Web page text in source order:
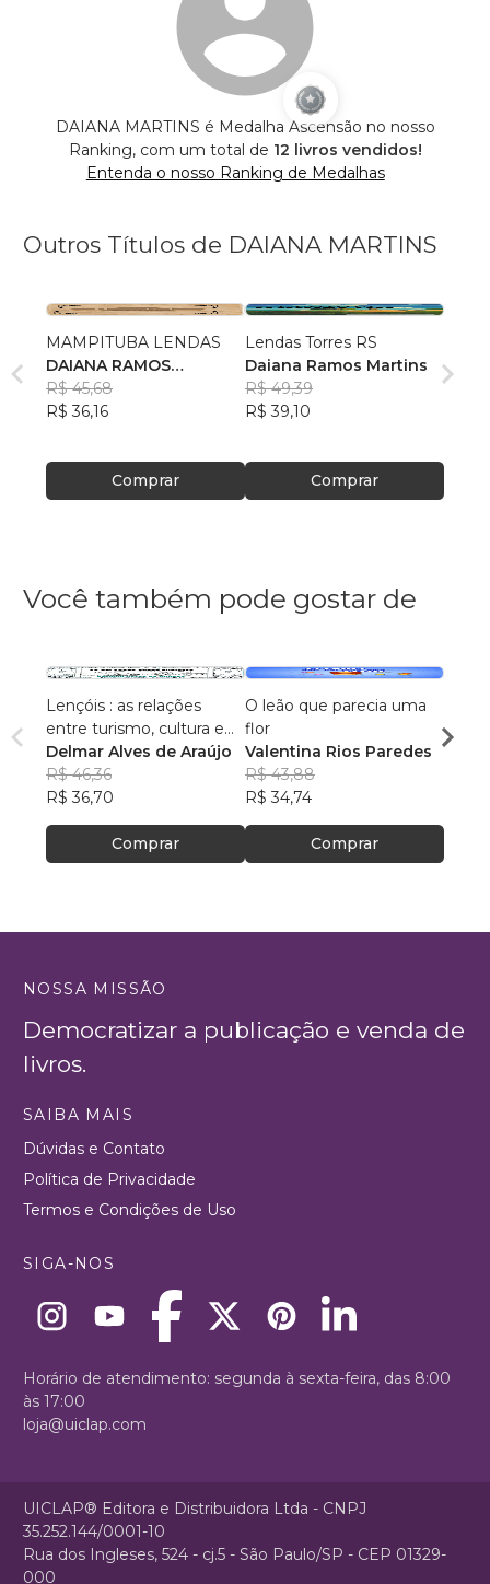
DAIANA MARTINS é Medalha Ascensão no nosso
Ranking, com um total de 12 livros vendidos!
Entenda o nosso Ranking de Medalhas
Outros Títulos de DAIANA MARTINS
MAMPITUBA LENDAS
DAIANA RAMOS
MARTINS
R$ 45,68
R$ 36,16
Comprar
Lendas Torres RS
Daiana Ramos Martins
R$ 49,39
R$ 39,10
Comprar
Você também pode gostar de
Lençóis : as relações
entre turismo, cultura e
ambiente
Delmar Alves de Araújo
R$ 46,36
R$ 36,70
Comprar
O leão que parecia uma
flor
Valentina Rios Paredes
R$ 43,88
R$ 34,74
Comprar
R$
NOSSA MISSÃO
Democratizar a publicação e venda de
livros.
SAIBA MAIS
Dúvidas e Contato
Política de Privacidade
Termos e Condições de Uso
SIGA-NOS
Horário de atendimento: segunda à sexta-feira, das 8:00
às 17:00
loja@uiclap.com
UICLAP® Editora e Distribuidora Ltda - CNPJ
35.252.144/0001-10
Rua dos Ingleses, 524 - cj.5 - São Paulo/SP - CEP 01329-
000